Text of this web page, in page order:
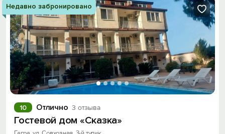
Недавно забронировано
Отлично 3 отзыва
10
Гостевой дом «Сказка»